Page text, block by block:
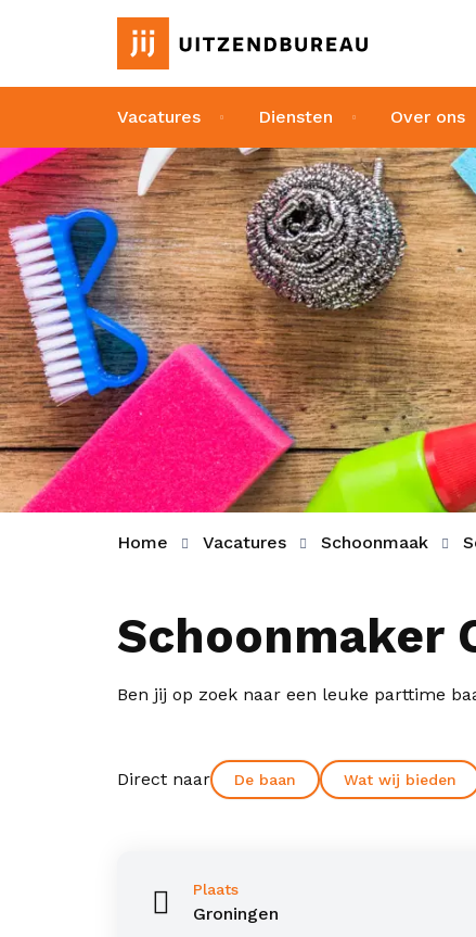
Vacatures Diensten Over ons
Home Vacatures Schoonmaak
Schoonmaker
Ben jij op zoek naar een leuke parttime
Direct naar De baan Wat wij bieden
Plaats
Groningen